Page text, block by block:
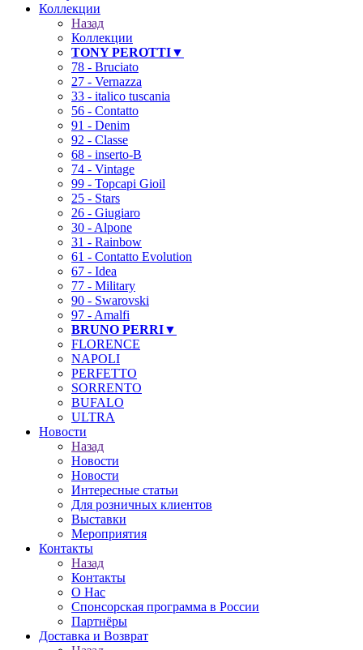
Коллекции
Назад
Коллекции
TONY PEROTTI▼
78 - Bruciato
27 - Vernazza
33 - italico tuscania
56 - Contatto
91 - Denim
92 - Classe
68 - inserto-B
74 - Vintage
99 - Topcapi Gioil
25 - Stars
26 - Giugiaro
30 - Alpone
31 - Rainbow
61 - Contatto Evolution
67 - Idea
77 - Military
90 - Swarovski
97 - Amalfi
BRUNO PERRI▼
FLORENCE
NAPOLI
PERFETTO
SORRENTO
BUFALO
ULTRA
Новости
Назад
Новости
Новости
Интересные статьи
Для розничных клиентов
Выставки
Мероприятия
Контакты
Назад
Контакты
О Нас
Спонсорская программа в России
Партнёры
Доставка и Возврат